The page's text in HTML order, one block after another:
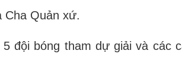
Cha Quản xứ.
đội bóng tham dự giải và các